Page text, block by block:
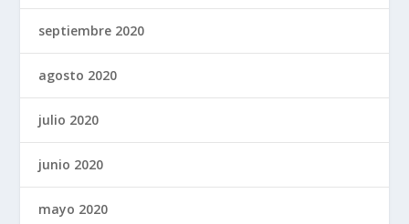
septiembre 2020
agosto 2020
julio 2020
junio 2020
mayo 2020